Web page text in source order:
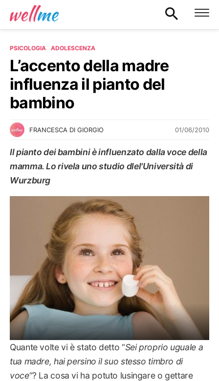
PSICOLOGIA ADOLESCENZA
L’accento della madre
influenza il pianto del
bambino
FRANCESCA DI GIORGIO 01/06/2010
Il pianto dei bambini è influenzato dalla voce della
mamma. Lo rivela uno studio dlel'Università di
Wurzburg
Quante volte vi è stato detto “Sei proprio uguale a
tua madre, hai persino il suo stesso timbro di
voce“? La cosa vi ha potuto lusingare o gettare